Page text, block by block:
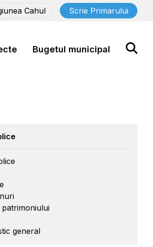
Cahul Scrie Primarului
Bugetul municipal
general